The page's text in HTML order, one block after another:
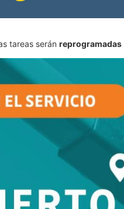
tareas serán reprogramadas